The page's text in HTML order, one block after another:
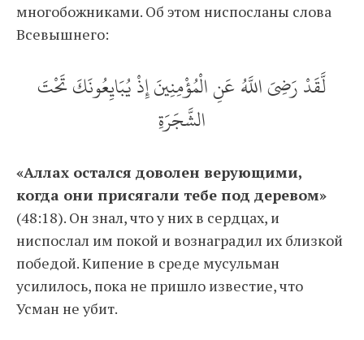
многобожниками. Об этом ниспосланы слова
Всевышнего:
لَّقَدْ رَضِيَ اللَّهُ عَنِ الْمُؤْمِنِينَ إِذْ يُبَايِعُونَكَ تَحْتَ
الشَّجَرَةِ
«Аллах остался доволен верующими,
когда они присягали тебе под деревом»
(48:18). Он знал, что у них в сердцах, и
ниспослал им покой и вознаградил их близкой
победой. Кипение в среде мусульман
усилилось, пока не пришло известие, что
Усман не убит.